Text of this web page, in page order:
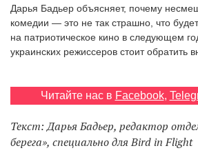
Дарья Бадьер объясняет, почему
комедии — это не так страшно, что
на патриотическое кино в следующем
украинских режиссеров стоит обратить
Читайте нас в Facebook,
Текст: Дарья Бадьер, редактор
берега», специально для Bird in Flight